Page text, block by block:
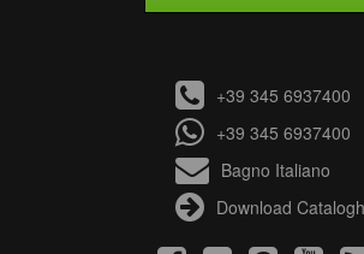
+39 345 6937400
+39 345 6937400
Bagno Italiano
Download